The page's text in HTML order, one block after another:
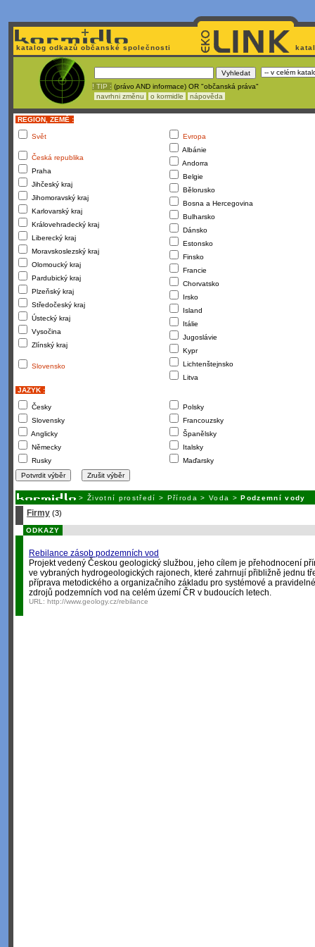
katalog odkazů občanské společnosti
! TIP : (právo AND informace) OR "občanská práva"
navrhni změnu
o kormidle nápověda
REGION, ZEMĚ :
Svět
Česká republika
Praha
Jihčeský kraj
Jihomoravský kraj
Karlovarský kraj
Královehradecký kraj
Liberecký kraj
Moravskoslezský kraj
Olomoucký kraj
Pardubický kraj
Plzeňský kraj
Středočeský kraj
Ústecký kraj
Vysočina
Zlínský kraj
Slovensko
Evropa
Albánie
Andorra
Belgie
Bělorusko
Bosna a Hercegovina
Bulharsko
Dánsko
Estonsko
Finsko
Francie
Chorvatsko
Irsko
Island
Itálie
Jugoslávie
Kypr
Lichtenštejnsko
Litva
JAZYK :
Česky
Slovensky
Anglicky
Německy
Rusky
Polsky
Francouzsky
Španělsky
Italsky
Maďarsky
> Životní prostředí > Příroda >Voda >Podzemní vody
Firmy (3)
ODKAZY
Rebilance zásob podzemních vod
Projekt vedený Českou geologický službou, jeho cílem je přehodnocení
ve vybraných hydrogeologických rajonech, které zahrnují přibližně jednu
příprava metodického a organizačního základu pro systémové a
zdrojů podzemních vod na celém území ČR v budoucích letech.
URL: http://www.geology.cz/rebilance